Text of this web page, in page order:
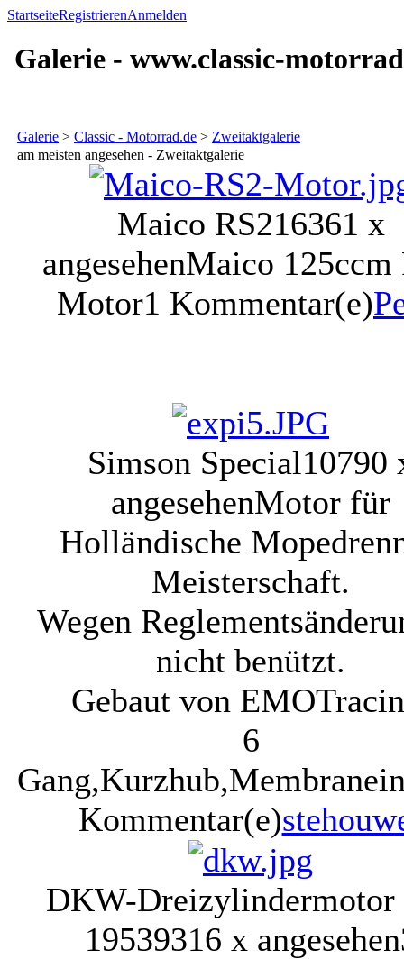
StartseiteRegistrierenAnmelden
Galerie - www.classic-
Galerie > Classic - Motorrad.de > Zweitaktgalerie
am meisten angesehen - Zweitaktgalerie
Maico RS216361 x
angesehenMaico 125ccm
Motor1 Kommentar(e)
Simson Special10790
angesehenMotor für
Holländische
Meisterschaft.
Wegen
nicht benützt.
Gebaut von
6
Kommentar(e)
DKW-Dreizylindermotor
19539316 x angesehen